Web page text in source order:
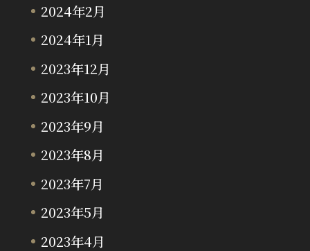
2024年2月
2024年1月
2023年12月
2023年10月
2023年9月
2023年8月
2023年7月
2023年5月
2023年4月